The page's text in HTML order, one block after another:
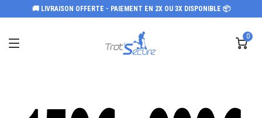
🚚 LIVRAISON OFFERTE - PAIEMENT EN 2X OU 3X DISPONIBLE 📦
0